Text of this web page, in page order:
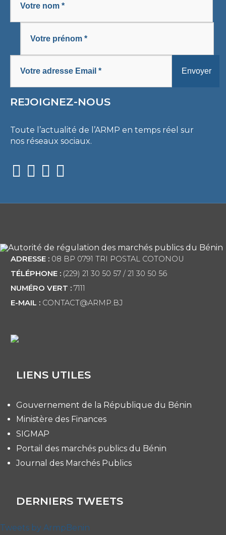
REJOIGNEZ-NOUS
Toute l’actualité de l’ARMP en temps réel sur
nos réseaux sociaux.
ADRESSE :08 BP 0791 TRI POSTAL COTONOU
TÉLÉPHONE :(229) 21 30 50 57 / 21 30 50 56
NUMÉRO VERT :7111
E-MAIL :CONTACT@ARMP.BJ
LIENS UTILES
Gouvernement de la République du Bénin
Ministère des Finances
SIGMAP
Portail des marchés publics du Bénin
Journal des Marchés Publics
DERNIERS TWEETS
Tweets by ArmpBenin